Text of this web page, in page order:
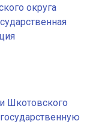
округа
Шкотовского